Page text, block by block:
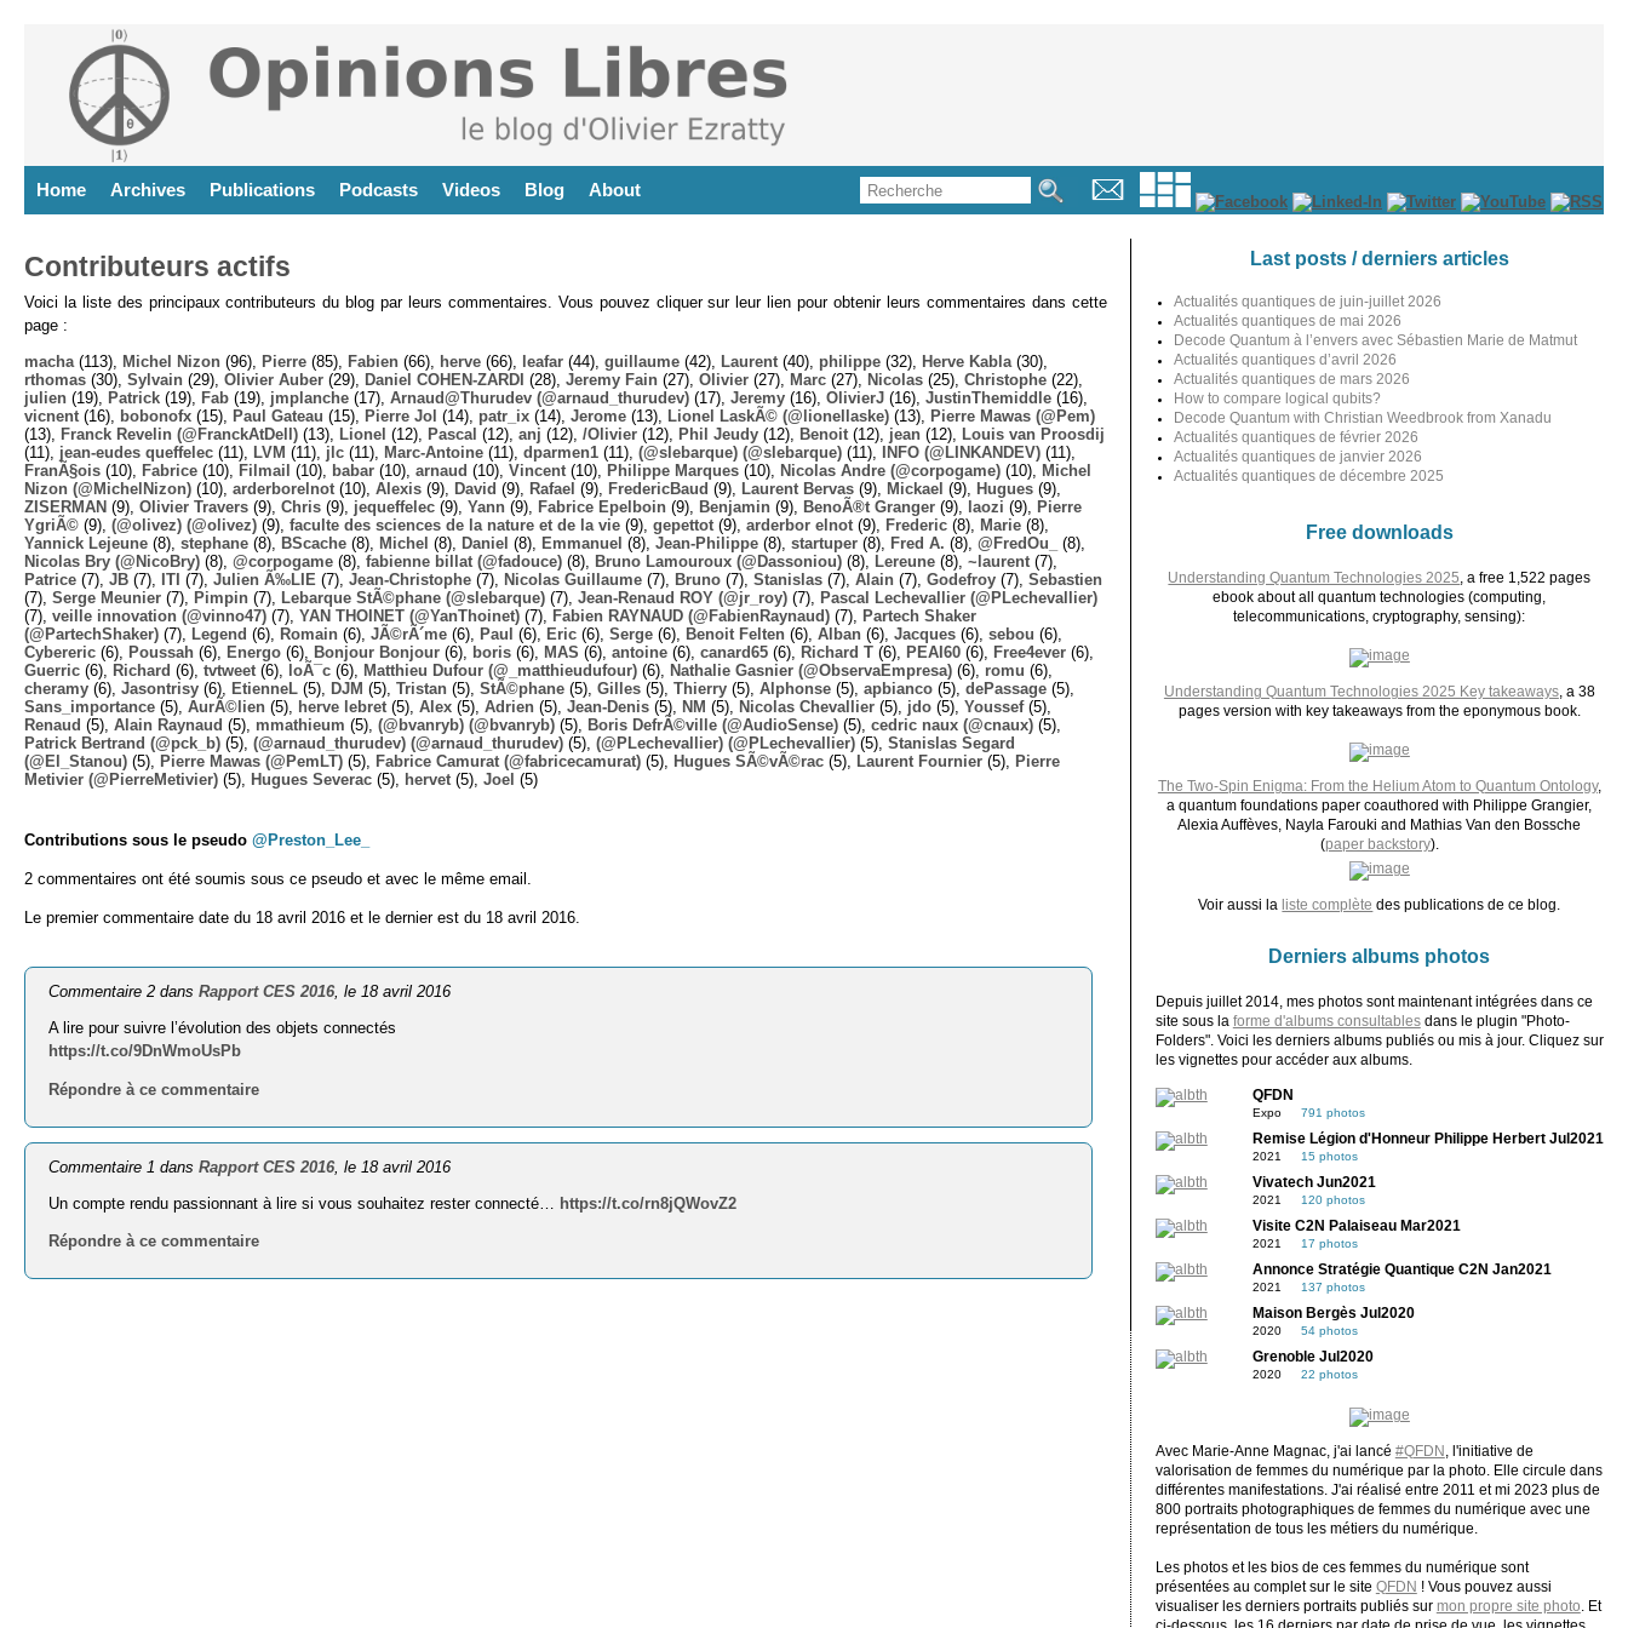
Home Archives Publications Podcasts Videos Blog About
Contributeurs actifs
Voici la liste des principaux contributeurs du blog par leurs commentaires. Vous pouvez cliquer sur leur lien pour obtenir leurs commentaires dans cette
page :
macha (113), Michel Nizon (96), Pierre (85), Fabien (66), herve (66), leafar (44), guillaume (42), Laurent (40), philippe (32), Herve Kabla (30),
rthomas (30), Sylvain (29), Olivier Auber (29), Daniel COHEN-ZARDI (28), Jeremy Fain (27), Olivier (27), Marc (27), Nicolas (25), Christophe (22),
julien (19), Patrick (19), Fab (19), jmplanche (17), Arnaud@Thurudev (@arnaud_thurudev) (17), Jeremy (16), OlivierJ (16), JustinThemiddle (16),
vicnent (16), bobonofx (15), Paul Gateau (15), Pierre Jol (14), patr_ix (14), Jerome (13), Lionel LaskÃ© (@lionellaske) (13),
Pierre Mawas (@Pem)
(13),
Franck Revelin (@FranckAtDell) (13), Lionel (12), Pascal (12), anj (12), /Olivier (12), Phil Jeudy (12), Benoit (12), jean (12),
Louis van Proosdij
(11), jean-eudes queffelec (11), LVM (11), jlc (11), Marc-Antoine (11), dparmen1 (11), (@slebarque) (@slebarque) (11), INFO (@LINKANDEV) (11),
FranÃ§ois (10), Fabrice (10), Filmail (10), babar (10), arnaud (10), Vincent (10), Philippe Marques (10), Nicolas Andre (@corpogame) (10),
Michel
Nizon (@MichelNizon) (10), arderborelnot (10), Alexis (9), David (9), Rafael (9), FredericBaud (9), Laurent Bervas (9), Mickael (9), Hugues (9),
ZISERMAN (9), Olivier Travers (9), Chris (9), jequeffelec (9), Yann (9), Fabrice Epelboin (9), Benjamin (9), BenoÃ®t Granger (9), laozi (9),
Pierre
YgriÃ© (9), (@olivez) (@olivez) (9), faculte des sciences de la nature et de la vie (9), gepettot (9), arderbor elnot (9), Frederic (8), Marie (8),
Yannick Lejeune (8), stephane (8), BScache (8), Michel (8), Daniel (8), Emmanuel (8), Jean-Philippe (8), startuper (8), Fred A. (8), @FredOu_
(8),
Nicolas Bry (@NicoBry) (8), @corpogame (8), fabienne billat (@fadouce) (8), Bruno Lamouroux (@Dassoniou) (8), Lereune (8), ~laurent (7),
Patrice (7), JB (7), ITI (7), Julien Ã‰LIE (7), Jean-Christophe (7), Nicolas Guillaume (7), Bruno (7), Stanislas (7), Alain (7), Godefroy (7), Sebastien
(7), Serge Meunier (7), Pimpin (7), Lebarque StÃ©phane (@slebarque) (7), Jean-Renaud ROY (@jr_roy) (7),
Pascal Lechevallier (@PLechevallier)
(7), veille innovation (@vinno47) (7), YAN THOINET (@YanThoinet) (7), Fabien RAYNAUD (@FabienRaynaud) (7),
Partech Shaker
(@PartechShaker) (7), Legend (6), Romain (6), JÃ©rÃ´me (6), Paul (6), Eric (6), Serge (6), Benoit Felten (6), Alban (6), Jacques (6), sebou (6),
Cybereric (6), Poussah (6), Energo (6), Bonjour Bonjour (6), boris (6), MAS (6), antoine (6), canard65 (6), Richard T (6), PEAI60 (6), Free4ever (6),
Guerric (6), Richard (6), tvtweet (6), loÃ¯c (6), Matthieu Dufour (@_matthieudufour) (6), Nathalie Gasnier (@ObservaEmpresa) (6), romu (6),
cheramy (6), Jasontrisy (6), EtienneL (5), DJM (5), Tristan (5), StÃ©phane (5), Gilles (5), Thierry (5), Alphonse (5), apbianco (5), dePassage (5),
Sans_importance (5), AurÃ©lien (5), herve lebret (5), Alex (5), Adrien (5), Jean-Denis (5), NM (5), Nicolas Chevallier (5), jdo (5), Youssef(5),
Renaud (5), Alain Raynaud (5), mmathieum (5), (@bvanryb) (@bvanryb) (5), Boris DefrÃ©ville (@AudioSense) (5), cedric naux (@cnaux) (5),
Patrick Bertrand (@pck_b) (5), (@arnaud_thurudev) (@arnaud_thurudev) (5), (@PLechevallier) (@PLechevallier) (5), Stanislas Segard
(@El_Stanou) (5), Pierre Mawas (@PemLT) (5), Fabrice Camurat (@fabricecamurat) (5), Hugues SÃ©vÃ©rac (5), Laurent Fournier (5),
Pierre
Metivier (@PierreMetivier) (5), Hugues Severac (5), hervet (5), Joel (5)
Contributions sous le pseudo @Preston_Lee_
2 commentaires ont été soumis sous ce pseudo et avec le même email.
Le premier commentaire date du 18 avril 2016 et le dernier est du 18 avril 2016.
Commentaire 2 dansRapport CES 2016, le 18 avril 2016
A lire pour suivre l’évolution des objets connectés
https://t.co/9DnWmoUsPb
Répondre à ce commentaire
Commentaire 1 dansRapport CES 2016 , le 18 avril 2016
Un compte rendu passionnant à lire si vous souhaitez rester connecté… https://t.co/rn8jQWovZ2
Répondre à ce commentaire
Last posts / derniers articles
Actualités quantiques de juin-juillet 2026
Actualités quantiques de mai 2026
Decode Quantum à l’envers avec Sébastien Marie de Matmut
Actualités quantiques d’avril 2026
Actualités quantiques de mars 2026
How to compare logical qubits?
Decode Quantum with Christian Weedbrook from Xanadu
Actualités quantiques de février 2026
Actualités quantiques de janvier 2026
Actualités quantiques de décembre 2025
Free downloads
Understanding Quantum Technologies 2025 , a free 1,522 pages
ebook about all quantum technologies (computing,
telecommunications, cryptography, sensing):
Understanding Quantum Technologies 2025 Key takeaways, a 38
pages version with key takeaways from the eponymous book.
The Two-Spin Enigma: From the Helium Atom to Quantum Ontology,
a quantum foundations paper coauthored with Philippe Grangier,
Alexia Auffèves, Nayla Farouki and Mathias Van den Bossche
(paper backstory).
Voir aussi la liste complète des publications de ce blog.
Derniers albums photos
Depuis juillet 2014, mes photos sont maintenant intégrées dans ce
site sous la forme d'albums consultablesdans le plugin "Photo-
Folders". Voici les derniers albums publiés ou mis à jour. Cliquez sur
les vignettes pour accéder aux albums.
QFDN
Expo 791 photos
Remise Légion d'Honneur Philippe Herbert Jul2021
2021 15 photos
Vivatech Jun2021
2021 120 photos
Visite C2N Palaiseau Mar2021
2021 17 photos
Annonce Stratégie Quantique C2N Jan2021
2021 137 photos
Maison Bergès Jul2020
2020 54 photos
Grenoble Jul2020
2020 22 photos
Avec Marie-Anne Magnac, j'ai lancé #QFDN
, l'initiative de
valorisation de femmes du numérique par la photo. Elle circule dans
différentes manifestations. J'ai réalisé entre 2011 et mi 2023 plus de
800 portraits photographiques de femmes du numérique avec une
représentation de tous les métiers du numérique.
Les photos et les bios de ces femmes du numérique sont
présentées au complet sur le site QFDN ! Vous pouvez aussi
visualiser les derniers portraits publiés sur mon propre site photo . Et
ci-dessous, les 16 derniers par date de prise de vue, les vignettes